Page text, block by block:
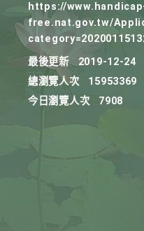
https://
free.nat.gov.tw/
最後更新
2019-12-24
總瀏覽人次
15953369
今日瀏覽人次
7908